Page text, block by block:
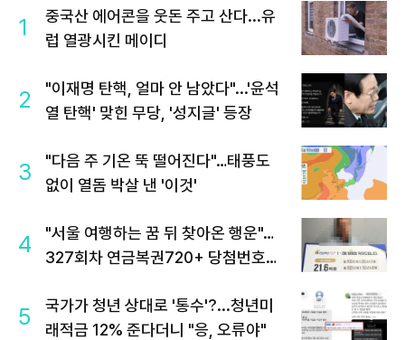
1
중국산 에어콘을 웃돈 주고 산다...유
럽 열광시킨 메이디
2
"이재명 탄핵, 얼마 안 남았다"...'윤석
열 탄핵' 맞힌 무당, '성지글' 등장
3
"다음 주 기온 뚝 떨어진다"…태풍도
없이 열돔 박살 낸 '이것'
4
"서울 여행하는 꿈 뒤 찾아온 행운"…
327회차 연금복권720+ 당첨번호조
5
국가가 청년 상대로 '통수'?...청년미
래적금 12% 준다더니 "응, 오류야"